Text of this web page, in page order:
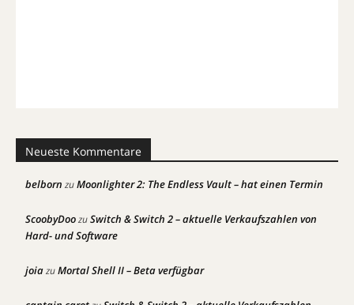
Neueste Kommentare
belborn zuMoonlighter 2: The Endless Vault – hat einen Termin
ScoobyDoozuSwitch & Switch 2 – aktuelle Verkaufszahlen von
Hard- und Software
joiazuMortal Shell II – Beta verfügbar